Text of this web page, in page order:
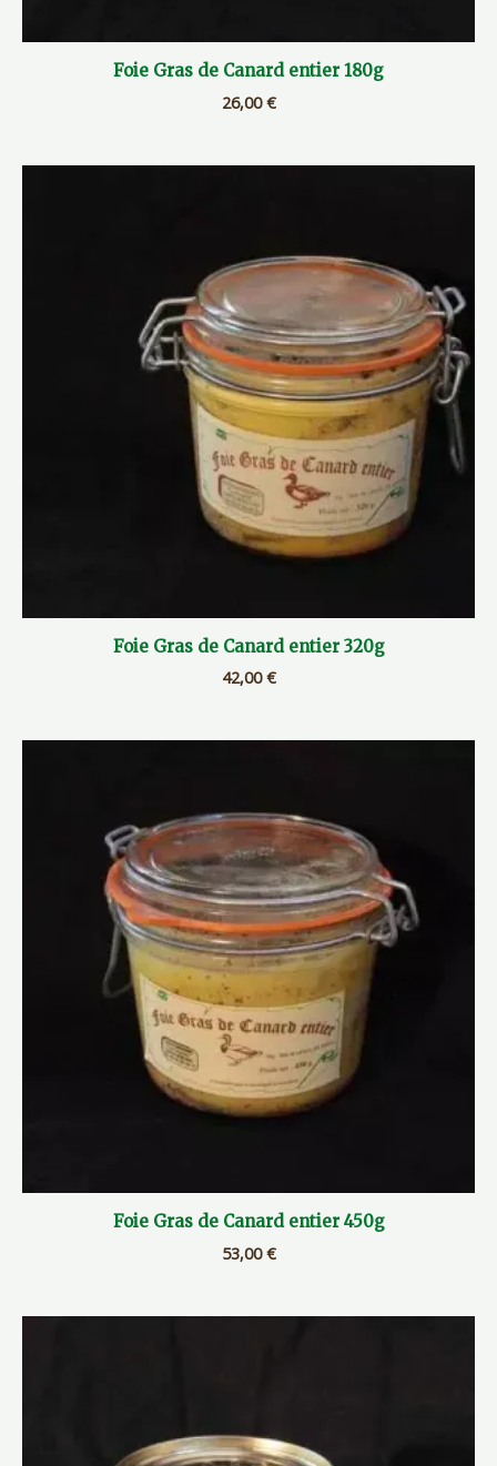
Foie Gras de Canard entier 180g
26,00€
Foie Gras de Canard entier 320g
42,00€
Foie Gras de Canard entier 450g
53,00€